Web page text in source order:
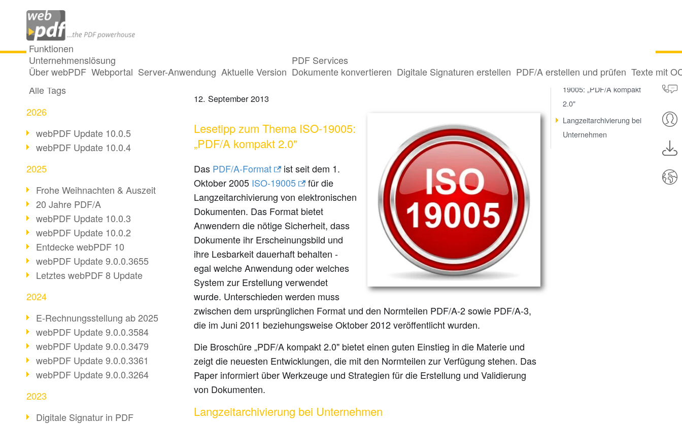
Funktionen
Unternehmenslösung
Über webPDF Webportal Server-Anwendung Aktuelle Version
PDF Services
Dokumente konvertieren Digitale Signaturen erstellen PDF/A erstellen und prüfen Texte mit
Alle Beiträge
Alle Tags
2026
webPDF Update 10.0.5
webPDF Update 10.0.4
2025
Frohe Weihnachten & Auszeit
20 Jahre PDF/A
webPDF Update 10.0.3
webPDF Update 10.0.2
Entdecke webPDF 10
webPDF Update 9.0.0.3655
Letztes webPDF 8 Update
2024
E-Rechnungsstellung ab 2025
webPDF Update 9.0.0.3584
webPDF Update 9.0.0.3479
webPDF Update 9.0.0.3361
webPDF Update 9.0.0.3264
2023
Digitale Signatur in PDF
ISO-19005 kompakt - Langzeitarchivierung mit PDF/A
12. September 2013
Lesetipp zum Thema ISO-19005:
„PDF/A kompakt 2.0"
Das PDF/A-Format
ist seit dem 1.
Oktober 2005 ISO-19005
für die
Langzeitarchivierung von elektronischen
Dokumenten. Das Format bietet
Anwendern die nötige Sicherheit, dass
Dokumente ihr Erscheinungsbild und
ihre Lesbarkeit dauerhaft behalten -
egal welche Anwendung oder welches
System zur Erstellung verwendet
wurde. Unterschieden werden muss
zwischen dem ursprünglichen Format und den Normteilen PDF/A-2 sowie PDF/A-3,
die im Juni 2011 beziehungsweise Oktober 2012 veröffentlicht wurden.
Die Broschüre „PDF/A kompakt 2.0" bietet einen guten Einstieg in die Materie und
zeigt die neuesten Entwicklungen, die mit den Normteilen zur Verfügung stehen. Das
Paper informiert über Werkzeuge und Strategien für die Erstellung und Validierung
von Dokumenten.
Langzeitarchivierung bei Unternehmen
Lesetipp zum Thema ISO-
19005: „PDF/A kompakt
2.0"
Langzeitarchivierung bei
Unternehmen